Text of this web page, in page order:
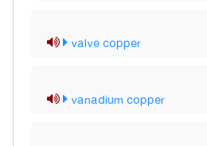
valve copper
vanadium copper